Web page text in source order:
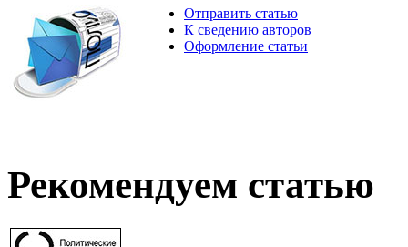
Отправить статью
К сведению авторов
Оформление статьи
Рекомендуем статью